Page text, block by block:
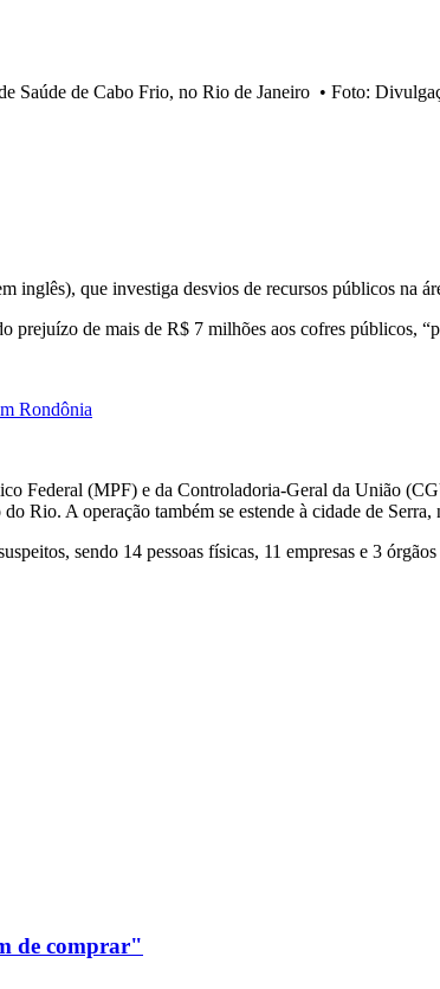
Saúde de Cabo Frio, no Rio de Janeiro • Foto:
inglês), que investiga desvios de recursos públicos na
prejuízo de mais de R$ 7 milhões aos cofres públicos,
Rondônia
Federal (MPF) e da Controladoria-Geral da União
Rio. A operação também se estende à cidade de Serra,
sendo 14 pessoas físicas, 11 empresas e 3
de comprar"